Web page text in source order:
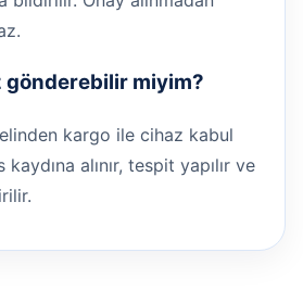
gönderebilir miyim?
kargo ile cihaz kabul
alınır, tespit yapılır ve